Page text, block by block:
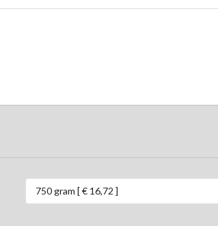
750 gram [ € 16,72 ]